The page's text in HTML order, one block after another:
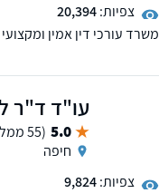
צפיות:20,394
משרד עורכי דין אמין
עו"ד ד"ר
5.0 (55 ממליצים)
חיפה
צפיות:9,824